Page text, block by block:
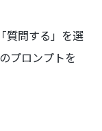
質問する」を選
プロンプトを